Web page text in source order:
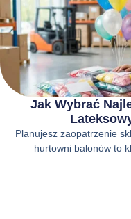
Jak Wybrać
Planujesz zaopatrzenie
hurtowni balonów to